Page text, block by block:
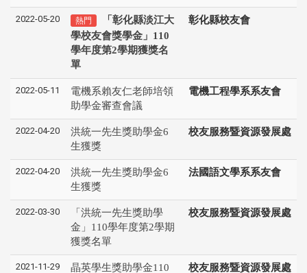
2022-05-20 熱門
「彰化縣淡江大
學校友會獎學金」110
學年度第2學期獲獎名
單
彰化縣校友會
2022-05-11
電機系賴友仁老師培領
助學金審查會議
電機工程學系系友會
2022-04-20
洪統一先生獎助學金6
生獲獎
校友服務暨資源發展處
2022-04-20
洪統一先生獎助學金6
生獲獎
法國語文學系系友會
2022-03-30
「洪統一先生獎助學
金」110學年度第2學期
獲獎名單
校友服務暨資源發展處
2021-11-29
晶英學生獎助學金110
校友服務暨資源發展處